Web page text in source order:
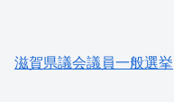
滋賀県議会議員一般選挙